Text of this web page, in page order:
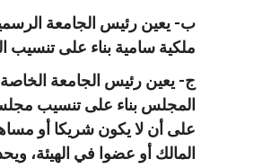
ب- يعين رئيس الجامعة
ملكية سامية بناء على تنسيب
ج- يعين رئيس الجامعة
المجلس بناء على تنسيب مجلس
على أن لا يكون شريكا أو
المالك أو عضوا في الهيئة،